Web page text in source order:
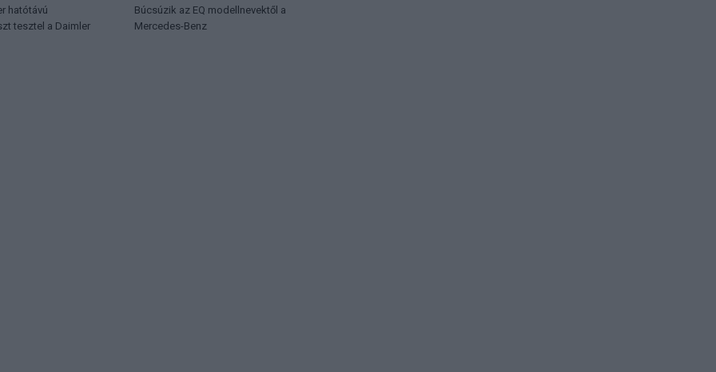
hatótávú
tesztel a Daimler
Búcsúzik az EQ modellnevektől a
Mercedes-Benz